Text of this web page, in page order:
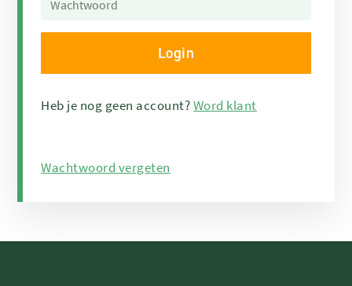
Heb je nog geen account?Word klant
Wachtwoord vergeten